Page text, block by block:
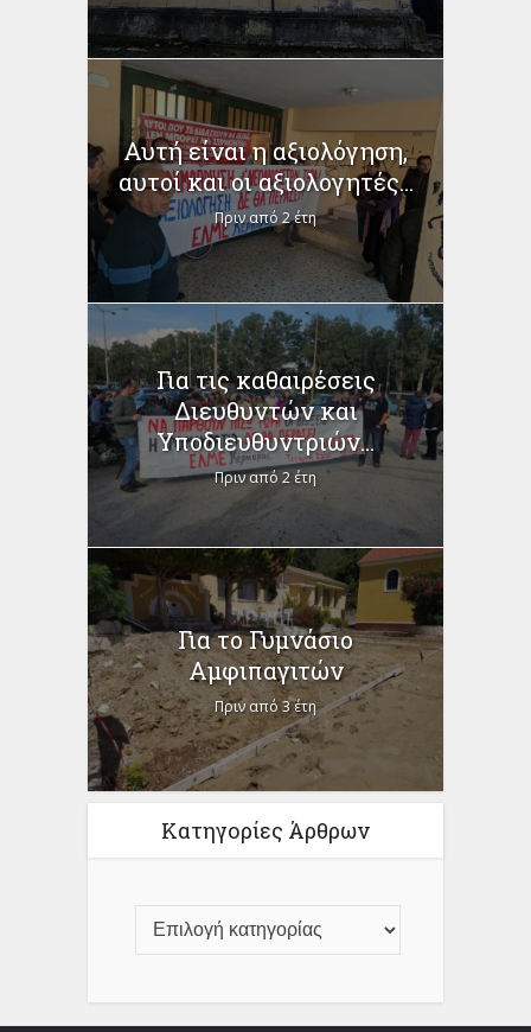
Αυτή είναι η αξιολόγηση,
αυτοί και οι αξιολογητές...
Πριν από 2 έτη
Για τις καθαιρέσεις
Διευθυντών και
Υποδιευθυντριών...
Πριν από 2 έτη
Για το Γυμνάσιο
Αμφιπαγιτών
Πριν από 3 έτη
Κατηγορίες Άρθρων